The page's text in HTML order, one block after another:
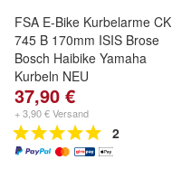
FSA E-Bike Kurbelarme CK
745 B 170mm ISIS Brose
Bosch Haibike Yamaha
Kurbeln NEU
37,90 €
+ 3,90 € Versand
2